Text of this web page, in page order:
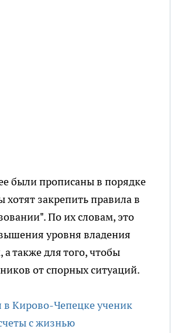
были прописаны в порядке
хотят закрепить правила в
По их словам, это
уровня владения
также для того, чтобы
от спорных ситуаций.
Кирово-Чепецке ученик
с жизнью